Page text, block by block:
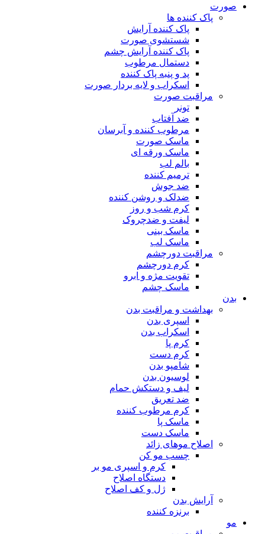
صورت
پاک کننده ها
پاک کننده آرایش
شستشوی صورت
پاک کننده آرایش چشم
دستمال مرطوب
پد و پنبه پاک کننده
اسکراب و لایه بردار صورت
مراقبت صورت
تونر
ضد آفتاب
مرطوب کننده و آبرسان
ماسک صورت
ماسک ورقه ای
بالم لب
ترمیم کننده
ضد جوش
ضدلک و روشن کننده
کرم شب و روز
لیفت و ضدچروک
ماسک بینی
ماسک لب
مراقبت دورچشم
کرم دورچشم
تقویت مژه و ابرو
ماسک چشم
بدن
بهداشت و مراقبت بدن
اسپری بدن
اسکراب بدن
کرم پا
کرم دست
شامپو بدن
لوسیون بدن
لیف و دستکش حمام
ضد تعریق
کرم مرطوب کننده
ماسک پا
ماسک دست
اصلاح موهای زائد
چسب مو کن
کرم و اسپری مو بر
دستگاه اصلاح
ژل و کف اصلاح
آرایش بدن
برنزه کننده
مو